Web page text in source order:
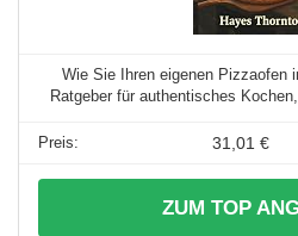
Wie Sie Ihren eigenen Pizzaofen
Ratgeber für authentisches
31,01 €
ZUM TOP